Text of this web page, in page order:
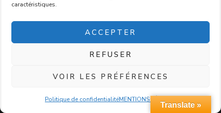
caractéristiques.
ACCEPTER
REFUSER
VOIR LES PRÉFÉRENCES
Politique de confidentialitéMENTIONS LÉGALES
Translate »